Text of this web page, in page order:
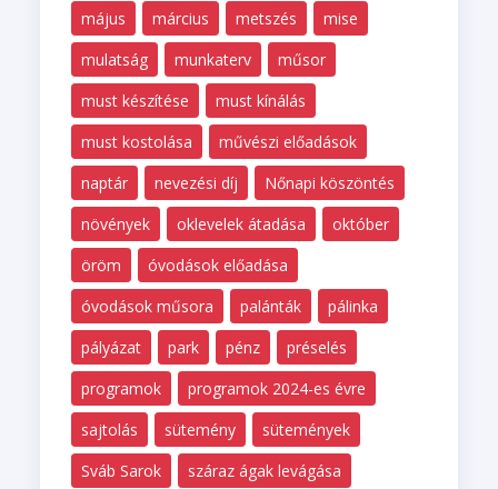
május
március metszés
mise
mulatság
munkaterv
műsor
must készítése
must kínálás
must kostolása
művészi előadások
naptár
nevezési díj
Nőnapi köszöntés
növények
oklevelek átadása
október
öröm
óvodások előadása
óvodások műsora
palánták
pálinka
pályázat
park pénz
préselés
programok
programok 2024-es évre
sajtolás
sütemény
sütemények
Sváb Sarok
száraz ágak levágása